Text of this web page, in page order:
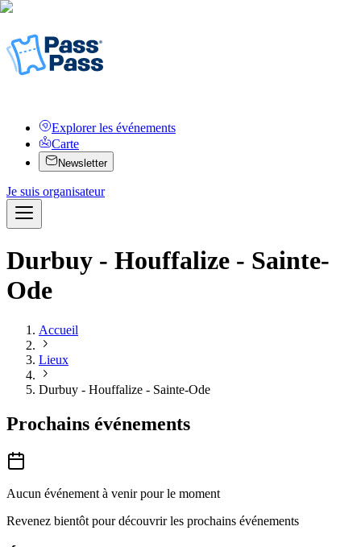
Explorer les événements
Carte
Newsletter
Je suis organisateur
Durbuy - Houffalize - Sainte-
Ode
Accueil
Lieux
Durbuy - Houffalize - Sainte-Ode
Prochains événements
Aucun événement à venir pour le moment
Revenez bientôt pour découvrir les prochains événements